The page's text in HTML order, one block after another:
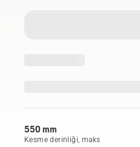
550 mm
Kesme derinliği, maks